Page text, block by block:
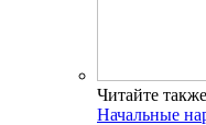
Читайте
Начальные